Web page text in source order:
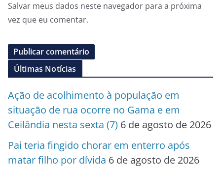
Salvar meus dados neste navegador para a próxima
vez que eu comentar.
Últimas Notícias
Ação de acolhimento à população em
situação de rua ocorre no Gama e em
Ceilândia nesta sexta (7) 6 de agosto de 2026
Pai teria fingido chorar em enterro após
matar filho por dívida 6 de agosto de 2026